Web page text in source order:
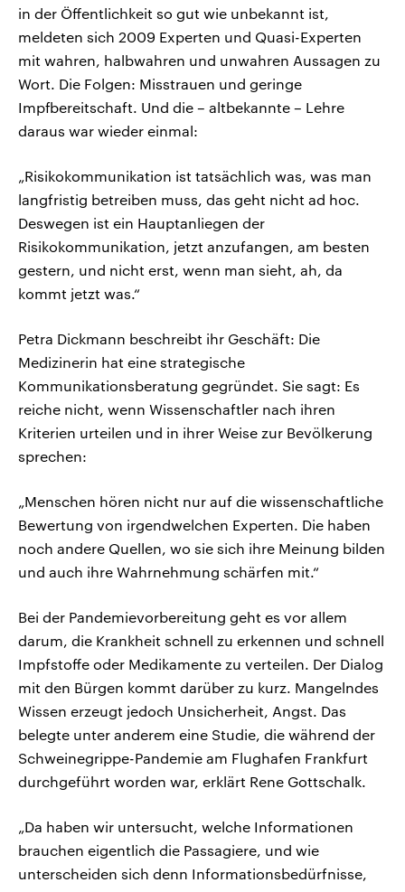
in der Öffentlichkeit so gut wie unbekannt ist,
meldeten sich 2009 Experten und Quasi-Experten
mit wahren, halbwahren und unwahren Aussagen zu
Wort. Die Folgen: Misstrauen und geringe
Impfbereitschaft. Und die – altbekannte – Lehre
daraus war wieder einmal:
„Risikokommunikation ist tatsächlich was, was man
langfristig betreiben muss, das geht nicht ad hoc.
Deswegen ist ein Hauptanliegen der
Risikokommunikation, jetzt anzufangen, am besten
gestern, und nicht erst, wenn man sieht, ah, da
kommt jetzt was.“
Petra Dickmann beschreibt ihr Geschäft: Die
Medizinerin hat eine strategische
Kommunikationsberatung gegründet. Sie sagt: Es
reiche nicht, wenn Wissenschaftler nach ihren
Kriterien urteilen und in ihrer Weise zur Bevölkerung
sprechen:
„Menschen hören nicht nur auf die wissenschaftliche
Bewertung von irgendwelchen Experten. Die haben
noch andere Quellen, wo sie sich ihre Meinung bilden
und auch ihre Wahrnehmung schärfen mit.“
Bei der Pandemievorbereitung geht es vor allem
darum, die Krankheit schnell zu erkennen und schnell
Impfstoffe oder Medikamente zu verteilen. Der Dialog
mit den Bürgen kommt darüber zu kurz. Mangelndes
Wissen erzeugt jedoch Unsicherheit, Angst. Das
belegte unter anderem eine Studie, die während der
Schweinegrippe-Pandemie am Flughafen Frankfurt
durchgeführt worden war, erklärt Rene Gottschalk.
„Da haben wir untersucht, welche Informationen
brauchen eigentlich die Passagiere, und wie
unterscheiden sich denn Informationsbedürfnisse,